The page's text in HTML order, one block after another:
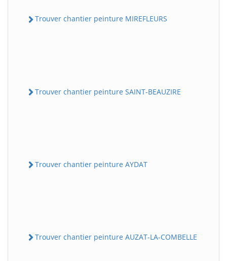
Trouver chantier peinture MIREFLEURS
Trouver chantier peinture SAINT-BEAUZIRE
Trouver chantier peinture AYDAT
Trouver chantier peinture AUZAT-LA-COMBELLE